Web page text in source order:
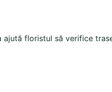
ajută floristul să verifice